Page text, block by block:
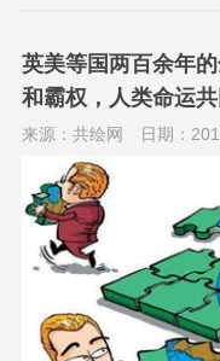
英美等国两百余年
和霸权，人类命运
来源：共绘网 日期：